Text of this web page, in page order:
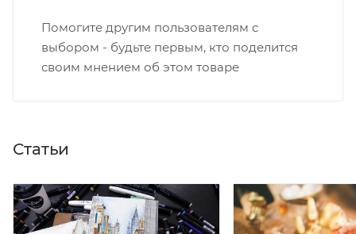
Помогите другим пользователям с
выбором - будьте первым, кто поделится
своим мнением об этом товаре
Статьи